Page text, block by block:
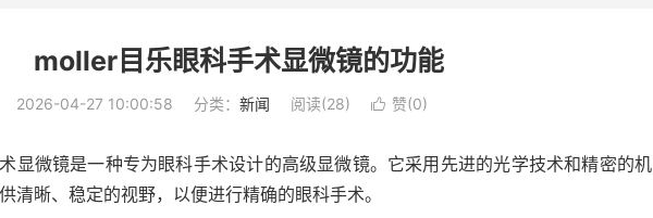
moller目乐眼科手术显微镜的功能
2026-04-27 10:00:58 分类： 新闻 阅读(28)  赞(0)
显微镜是一种专为眼科手术设计的高级显微镜。它采用先进的光学技术和精密的机
清晰、稳定的视野，以便进行精确的眼科手术。